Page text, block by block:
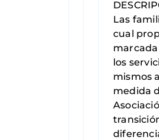
Las
cual
los
mismos
medida